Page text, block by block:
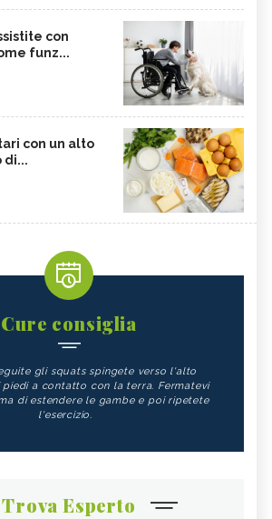
con
funz...
con un alto
di...
Cure consiglia
gli squats spingete verso l'alto
piedi a contatto con la terra. Fermatevi
di estendere le gambe e poi ripetete
l'esercizio.
Trova Esperto